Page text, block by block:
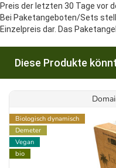
Preis der letzten 30 Tage vor
Bei Paketangeboten/Sets
Einzelpreis dar. Das
Diese Produkte
Biologisch dynamisch
Demeter
Vegan
bio